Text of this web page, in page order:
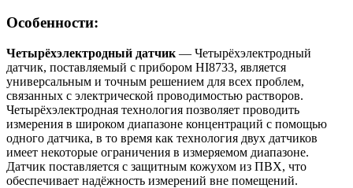
Особенности:
Четырёхэлектродный датчик — Четырёхэлектродный
датчик, поставляемый с прибором HI8733, является
универсальным и точным решением для всех проблем,
связанных с электрической проводимостью растворов.
Четырёхэлектродная технология позволяет проводить
измерения в широком диапазоне концентраций с помощью
одного датчика, в то время как технология двух датчиков
имеет некоторые ограничения в измеряемом диапазоне.
Датчик поставляется с защитным кожухом из ПВХ, что
обеспечивает надёжность измерений вне помещений.